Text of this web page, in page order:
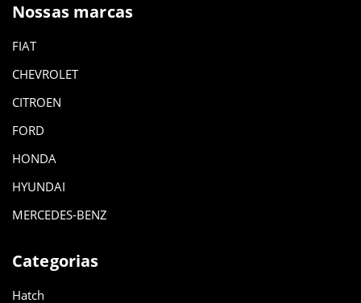
Nossas marcas
FIAT
CHEVROLET
CITROEN
FORD
HONDA
HYUNDAI
MERCEDES-BENZ
Categorias
Hatch